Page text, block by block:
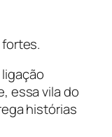
essa vila do
histórias